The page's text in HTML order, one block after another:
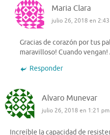
Maria Clara
julio 26, 2018 en
Gracias de corazón por tus
maravilloso! Cuando vengan!
Responder
Alvaro Munevar
julio 26, 2018 en 1:21 pm
Increíble la capacidad de